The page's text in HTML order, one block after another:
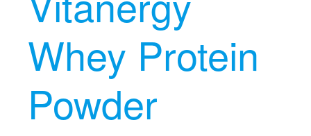
Whey Protein
Powder